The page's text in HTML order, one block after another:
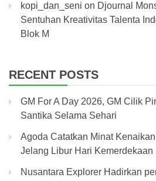
kopi_dan_seni on Djournal
Sentuhan Kreativitas Talenta
Blok M
RECENT POSTS
GM For A Day 2026, GM Cilik
Santika Selama Sehari
Agoda Catatkan Minat
Jelang Libur Hari Kemerdekaan
Nusantara Explorer Hadirkan